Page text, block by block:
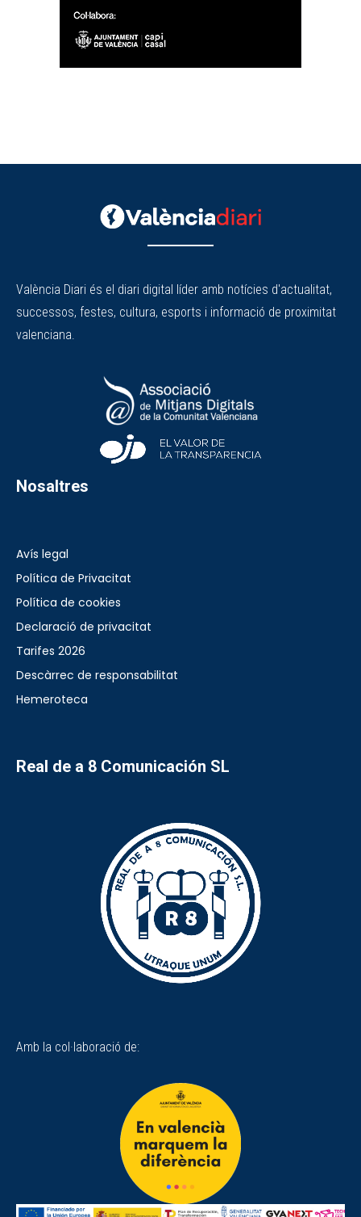
València Diari és el diari digital líder amb notícies d'actualitat,
successos, festes, cultura, esports i informació de proximitat
valenciana.
Nosaltres
Avís legal
Política de Privacitat
Política de cookies
Declaració de privacitat
Tarifes 2026
Descàrrec de responsabilitat
Hemeroteca
Real de a 8 Comunicación SL
Amb la col·laboració de: